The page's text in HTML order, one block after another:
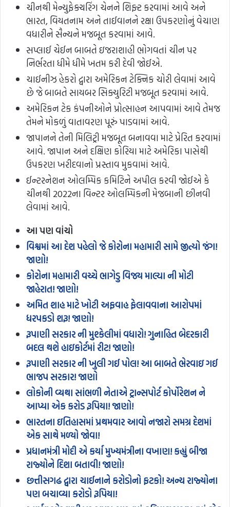
ચીનથી મેન્યુફેક્ચરિંગ ચેનને શિફ્ટ કરવામાં આવે અને
ભારત, વિયતનામ અને તાઈવાનને રક્ષા ઉપકરણોનું વેચાણ
વધારીને સૈન્યને મજબૂત કરવામાં આવે.
સપ્લાઈ ચેઈન બાબતે ઇજરાશાહી ભોગવતાં ચીન પર
નિર્ભરતા ધીમે ધીમે ખતમ કરી દેવી જોઈએ.
ચાઈનીઝ હેકરો દ્વારા અમેરિકન ટેક્નિક ચોરી લેવામાં આવે
છે જે બાબતે સાયબર સિક્યુરિટી મજબૂત કરવામાં આવે.
અમેરિકન ટેક કંપનીઓને પ્રોત્સાહન આપવામાં આવે તેમજ
તેમને મોકળું વાતાવરણ પૂરું પાડવામાં આવે.
જાપાનને તેની મિલિટ્રી મજબૂત બનાવવા માટે પ્રેરિત કરવામાં
આવે. જાપાન અને દક્ષિણ કોરિયા માટે અમેરિકા પાસેથી
ઉપકરણ ખરીદવાનો પ્રસ્તાવ મુકવામાં આવે.
ઈન્ટરનેશન ઓલમ્પિક કમિટિને અપીલ કરવી જોઈએ કે
ચીનથી 2022ના વિન્ટર ઓલમ્પિકની મેજબાની છીનવી
લેવામાં આવે.
આ પણ વાંચો
વિશ્વમાં આ દેશ પહેલો જે કોરોના મહામારી સામે જીત્યો જંગ!
જાણો!
કોરોના મહામારી વચ્ચે ભાગેડુ વિજય માલ્યા ની મોટી
જાહેરાત! જાણો!
અમિત શાહ માટે ખોટી અફવાહ ફેલાવવાના આરોપમાં
ધરપકડો શરૂ! જાણો!
રૂપાણી સરકાર ની મુશ્કેલીમાં વધારો! ગુનાહિત બેદરકારી
બદલ થશે હાઇકોર્ટમાં રીટ! જાણો!
રૂપાણી સરકાર ની ખુલી ગઈ પોલ! આ બાબતે ભેરવાઇ ગઈ
ભાજપ સરકાર! જાણો
લોકોની વ્યથા સાંભળી નેતાએ ટ્રાન્સપોર્ટ કોર્પોરેશન ને
આપ્યા એક કરોડ રૂપિયા! જાણો!
ભારતના ઇતિહાસમાં પ્રથમવાર આવો નજારો સમગ્ર દેશમાં
એક સાથે મળ્યો જોવા!
પ્રધાનમંત્રી મોદી એ કર્યા મુખ્યમંત્રીના વખાણ! કહ્યું બીજા
રાજ્યોને દિશા બતાવી! જાણો!
છત્તીસગઢ દ્વારા ચાઈનાને કરોડોનો ફટકો! અન્ય રાજ્યોના
પણ બચાવ્યા કરોડો રૂપિયા!